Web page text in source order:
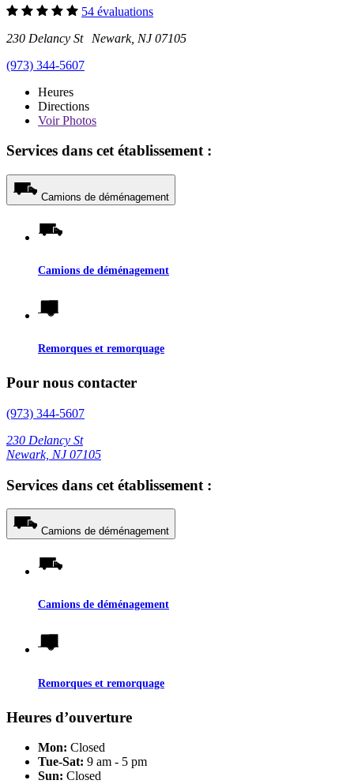
54 évaluations
230 Delancy St Newark, NJ 07105
(973) 344-5607
Heures
Directions
VoirPhotos
Services dans cet établissement :
Camions de déménagement
Camions de déménagement
Remorques et remorquage
Pour nous contacter
(973) 344-5607
230 Delancy St
Newark, NJ 07105
Services dans cet établissement :
Camions de déménagement
Camions de déménagement
Remorques et remorquage
Heures d’ouverture
Mon: Closed
Tue-Sat: 9 am - 5 pm
Sun: Closed